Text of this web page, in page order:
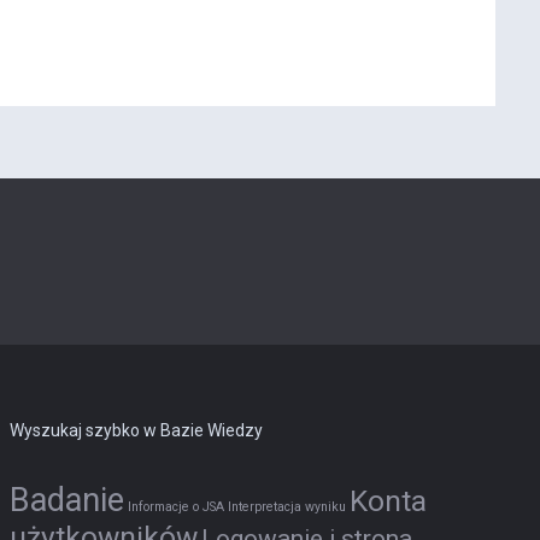
Wyszukaj szybko w Bazie Wiedzy
Badanie Informacje o JSA Interpretacja wyniku Konta